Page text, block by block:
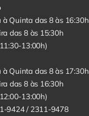
à Quinta das 8 às 16:30h
das 8 às 15:30h
13:00h)
à Quinta das 8 às 17:30h
das 8 às 16:30h
13:00h)
9424 / 2311-9478